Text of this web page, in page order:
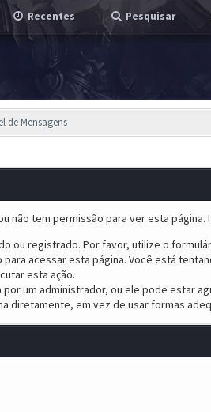
Recentes Pesquisar
de Mensagens
não tem permissão para ver esta
ou registrado. Por favor, utilize o
acessar esta página. Você está
esta ação.
um administrador, ou ele pode estar
diretamente, em vez de usar formas